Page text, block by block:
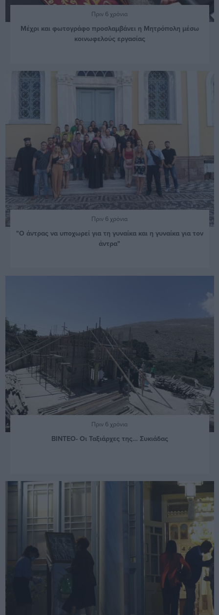
Πριν 6 χρόνια
Μέχρι και φωτογράφο προσλαμβάνει η Μητρόπολη μέσω
κοινωφελούς εργασίας
Πριν 6 χρόνια
"Ο άντρας να υποχωρεί για τη γυναίκα και η γυναίκα για τον
άντρα"
Πριν 6 χρόνια
ΒΙΝΤΕΟ- Οι Ταξιάρχες της… Συκιάδας